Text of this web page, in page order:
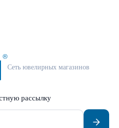
Сеть ювелирных магазинов
рассылку